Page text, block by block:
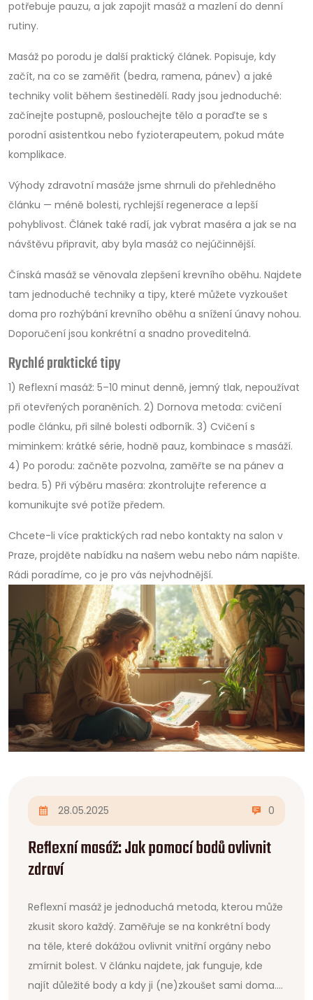
potřebuje pauzu, a jak zapojit masáž a mazlení do denní
rutiny.
Masáž po porodu je další praktický článek. Popisuje, kdy
začít, na co se zaměřit (bedra, ramena, pánev) a jaké
techniky volit během šestinedělí. Rady jsou jednoduché:
začínejte postupně, poslouchejte tělo a poraďte se s
porodní asistentkou nebo fyzioterapeutem, pokud máte
komplikace.
Výhody zdravotní masáže jsme shrnuli do přehledného
článku — méně bolesti, rychlejší regenerace a lepší
pohyblivost. Článek také radí, jak vybrat maséra a jak se na
návštěvu připravit, aby byla masáž co nejúčinnější.
Čínská masáž se věnovala zlepšení krevního oběhu. Najdete
tam jednoduché techniky a tipy, které můžete vyzkoušet
doma pro rozhýbání krevního oběhu a snížení únavy nohou.
Doporučení jsou konkrétní a snadno proveditelná.
Rychlé praktické tipy
1) Reflexní masáž: 5–10 minut denně, jemný tlak, nepoužívat
při otevřených poraněních. 2) Dornova metoda: cvičení
podle článku, při silné bolesti odborník. 3) Cvičení s
miminkem: krátké série, hodně pauz, kombinace s masáží.
4) Po porodu: začněte pozvolna, zaměřte se na pánev a
bedra. 5) Při výběru maséra: zkontrolujte reference a
komunikujte své potíže předem.
Chcete-li více praktických rad nebo kontakty na salon v
Praze, projděte nabídku na našem webu nebo nám napište.
Rádi poradíme, co je pro vás nejvhodnější.
28.05.2025 0
Reflexní masáž: Jak pomocí bodů ovlivnit
zdraví
Reflexní masáž je jednoduchá metoda, kterou může
zkusit skoro každý. Zaměřuje se na konkrétní body
na těle, které dokážou ovlivnit vnitřní orgány nebo
zmírnit bolest. V článku najdete, jak funguje, kde
najít důležité body a kdy ji (ne)zkoušet sami doma.